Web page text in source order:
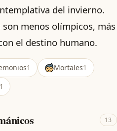
del invierno.
menos olímpicos, más
el destino humano.
1 Mortales1
1
13